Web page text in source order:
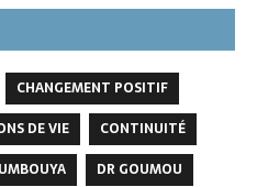
CHANGEMENT POSITIF
DE VIE
CONTINUITÉ
DR GOUMOU